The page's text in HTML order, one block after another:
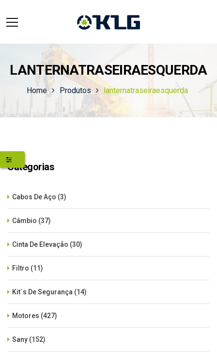
LANTERNATRASEIRAESQUERDA
Home Produtos lanternatraseiraesquerda
Categorias
Cabos De Aço (3)
Câmbio (37)
Cinta De Elevação (30)
Filtro (11)
Kit´s De Segurança (14)
Motores (427)
Sany (152)